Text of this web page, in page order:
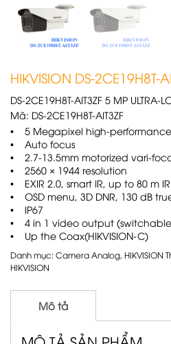
HIKVISION DS-2CE19H8T-
DS-2CE19H8T-AIT3ZF 5 MP ULTRA-
Mã: DS-2CE19H8T-AIT3ZF
• 5 Megapixel high-performance
• Auto focus
• 2.7-13.5mm motorized vari-
• 2560 × 1944 resolution
• EXIR 2.0, smart IR, up to 80 m
• OSD menu, 3D DNR, 130 dB
• IP67
• 4 in 1 video output (switchable
• Up the Coax(HIKVISION-C)
Danh mục:Camera Analog, HIKVISION
HIKVISION
Mô tả